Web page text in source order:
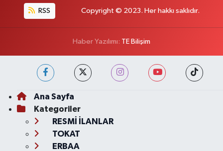
RSS Copyright © 2023. Her hakkı saklıdır.
Haber Yazılımı: TE Bilişim
Ana Sayfa
Kategoriler
RESMİ İLANLAR
TOKAT
ERBAA